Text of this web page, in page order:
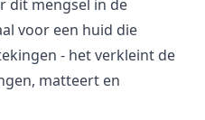
dit mengsel in de
voor een huid die
- het verkleint de
matteert en